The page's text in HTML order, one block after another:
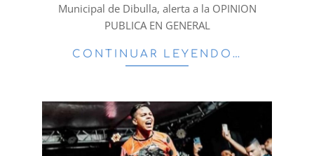
Municipal de Dibulla, alerta a la OPINION
PUBLICA EN GENERAL
CONTINUAR LEYENDO…